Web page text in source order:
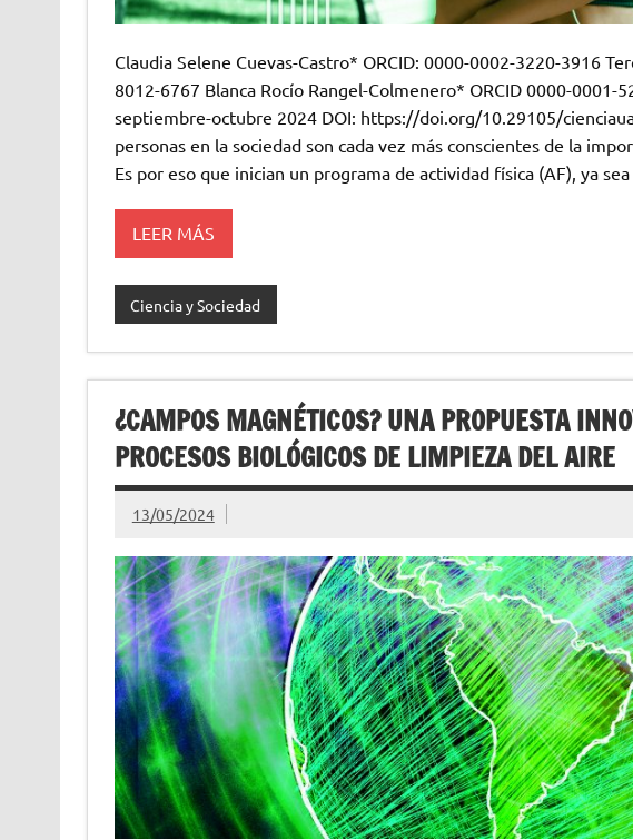
Claudia Selene Cuevas-Castro* ORCID: 0000-0002-3220-3916
8012-6767 Blanca Rocío Rangel-Colmenero* ORCID 0000-0001-
septiembre-octubre 2024 DOI: https://doi.org/10.29105/
personas en la sociedad son cada vez más conscientes de la
Es por eso que inician un programa de actividad física (AF), ya
LEER MÁS
Ciencia y Sociedad
¿CAMPOS MAGNÉTICOS? UNA PROPUESTA
PROCESOS BIOLÓGICOS DE LIMPIEZA DEL AIRE
13/05/2024